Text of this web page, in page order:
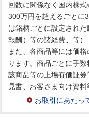
回数に関係なく国内株式
300万円を超えるごとに
は銘柄ごとに設定され
報酬）等の諸経費、等）
また、各商品等には価
ります。商品ごとに手
該商品等の上場有価証
見書、お客さま向け資料
お取引にあたっ